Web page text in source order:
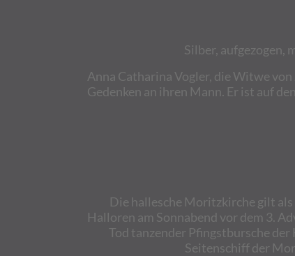
Silber, aufgezogen,
Anna Catharina Vogler, die Witwe
Gedenken an ihren Mann. Er ist auf
Die hallesche Moritzkirche gilt
Halloren am Sonnabend vor dem 3.
Tod tanzender Pfingstbursche
Seitenschiff der